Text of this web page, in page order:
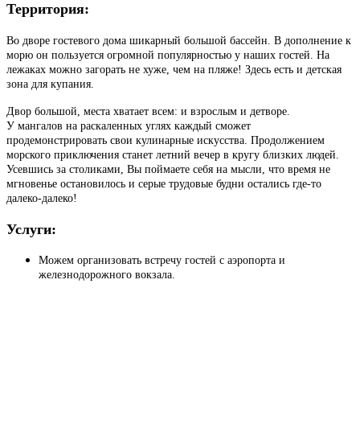
Территория:
Во дворе гостевого дома шикарный большой бассейн. В дополнение к
морю он пользуется огромной популярностью у наших гостей. На
лежаках можно загорать не хуже, чем на пляже! Здесь есть и детская
зона для купания.
Двор большой, места хватает всем: и взрослым и детворе.
У мангалов на раскаленных углях каждый сможет
продемонстрировать свои кулинарные искусства. Продолжением
морского приключения станет летний вечер в кругу близких людей.
Усевшись за столиками, Вы поймаете себя на мысли, что время не
мгновенье остановилось и серые трудовые будни остались где-то
далеко-далеко!
Услуги:
Можем организовать встречу гостей с аэропорта и
железнодорожного вокзала.